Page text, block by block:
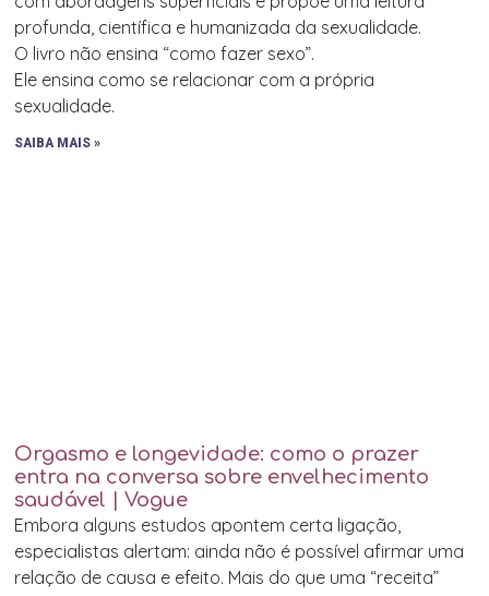
profunda, científica e humanizada da sexualidade.
O livro não ensina “como fazer sexo”.
Ele ensina como se relacionar com a própria
sexualidade.
SAIBA MAIS »
Orgasmo e longevidade: como o prazer
entra na conversa sobre envelhecimento
saudável | Vogue
Embora alguns estudos apontem certa ligação,
especialistas alertam: ainda não é possível afirmar uma
relação de causa e efeito. Mais do que uma “receita”